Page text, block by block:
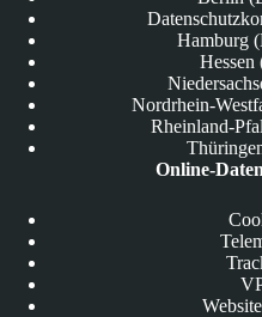
Hamburg
Nordrhein-
Rheinland-
Online-